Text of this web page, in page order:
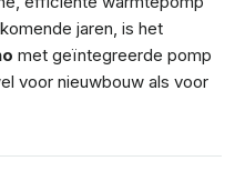
jaren, is het
met geïntegreerde pomp
voor nieuwbouw als voor